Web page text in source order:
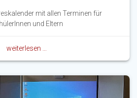
mit allen Terminen für
und Eltern
weiterlesen …